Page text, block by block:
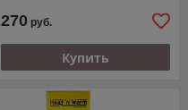
270 руб.
Купить